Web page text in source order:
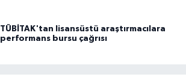
TÜBİTAK'tan lisansüstü araştırmacılara
performans bursu çağrısı